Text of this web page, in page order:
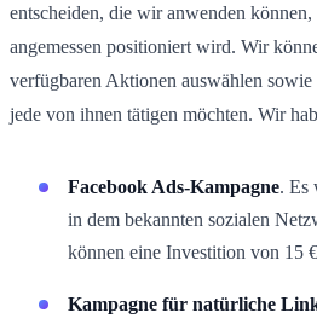
entscheiden, die wir anwenden
angemessen positioniert wird. Wir
verfügbaren Aktionen auswählen
jede von ihnen tätigen möchten. Wir
Facebook Ads-Kampagne. Es
in dem bekannten sozialen
können eine Investition von 15
Kampagne für natürliche